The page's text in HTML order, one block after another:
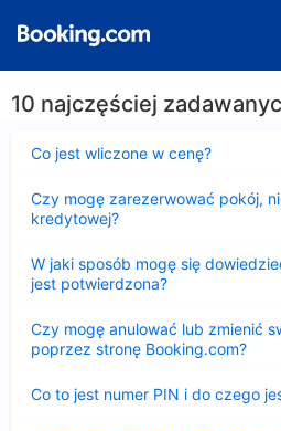
10 najczęściej
Co jest wliczone w cenę?
Czy mogę zarezerwować pokój,
kredytowej?
W jaki sposób mogę się
jest potwierdzona?
Czy mogę anulować lub zmienić
poprzez stronę Booking.com?
Co to jest numer PIN i do czego